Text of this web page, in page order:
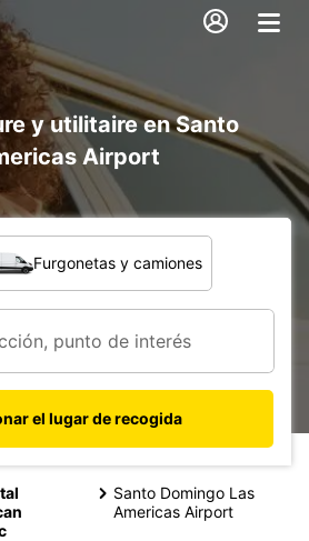
y utilitaire en Santo
Airport
Furgonetas y camiones
el lugar de recogida
Santo Domingo Las
Americas Airport